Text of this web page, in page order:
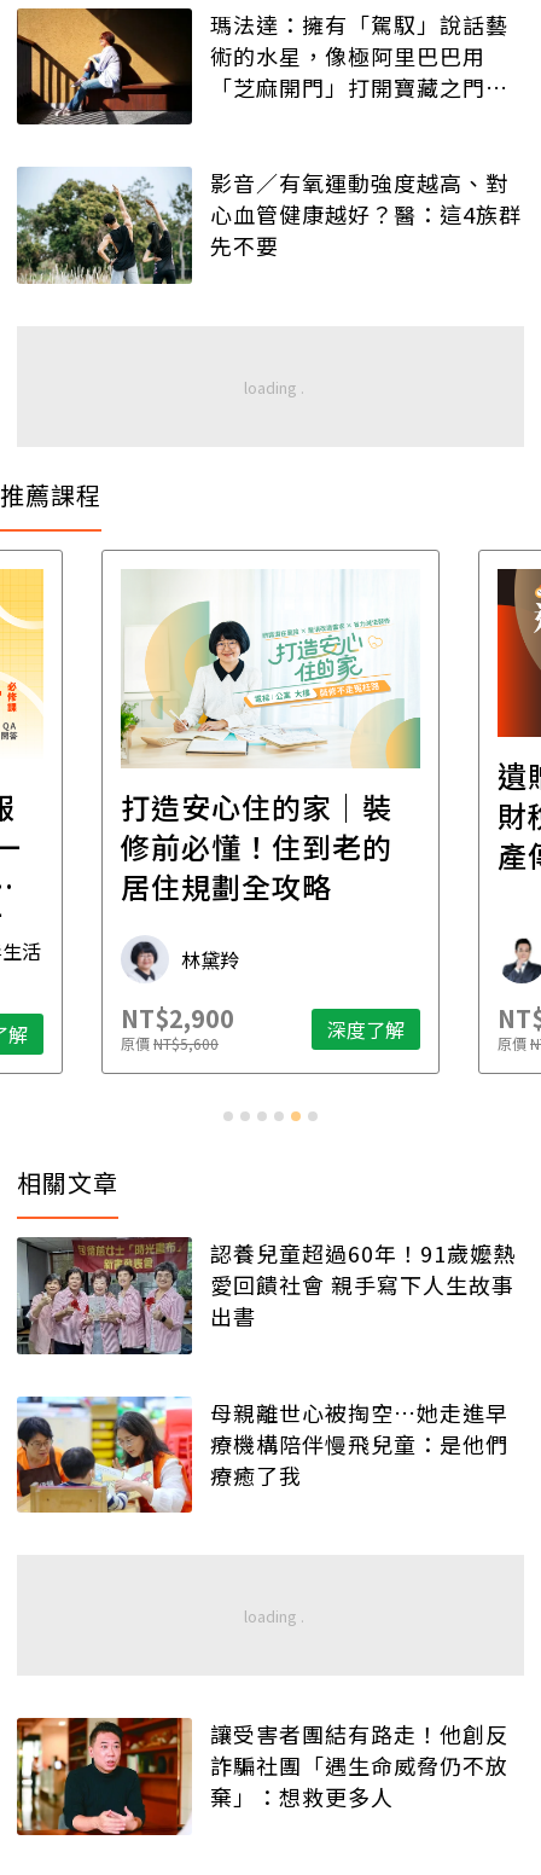
瑪法達：擁有「駕馭」說話藝
術的水星，像極阿里巴巴用
「芝麻開門」打開寶藏之門的
影音／有氧運動強度越高、對
心血管健康越好？醫：這4族群
先不要
推薦課程
活
解
打造安心住的家｜裝
修前必懂！住到老的
居住規劃全攻略
林黛羚
NT$2,900
原價NT$5,600 深度了解
遺
財
產
原價
相關文章
認養兒童超過60年！91歲嬤熱
愛回饋社會 親手寫下人生故事
出書
母親離世心被掏空…她走進早
療機構陪伴慢飛兒童：是他們
療癒了我
讓受害者團結有路走！他創反
詐騙社團「遇生命威脅仍不放
棄」：想救更多人